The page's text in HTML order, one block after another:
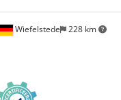
Wiefelstede 228 km